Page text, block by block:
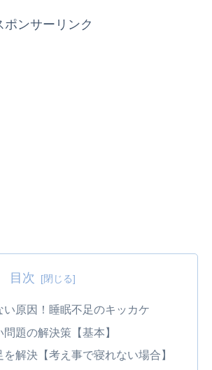
ポンサーリンク
目次
い原因！睡眠不足のキッカケ
題の解決策【基本】
解決【考え事で寝れない場合】